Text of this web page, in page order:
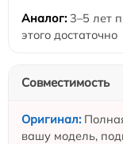
3–5 лет
этого достаточно
Совместимость
вашу модель,